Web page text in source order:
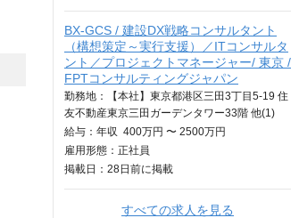
BX-GCS / 建設DX戦略コンサルタント
（構想策定～実行支援）／ITコンサルタ
ント／プロジェクトマネージャー/ 東京 /
FPTコンサルティングジャパン
勤務地：【本社】東京都港区三田3丁目5-19 住
友不動産東京三田ガーデンタワー33階 他(1)
給与： 年収 400万円 〜 2500万円
雇用形態：正社員
掲載日： 28日 前に掲載
すべての求人を見る